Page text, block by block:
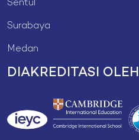
Sentul
Surabaya
Medan
DIAKREDITASI OLEH